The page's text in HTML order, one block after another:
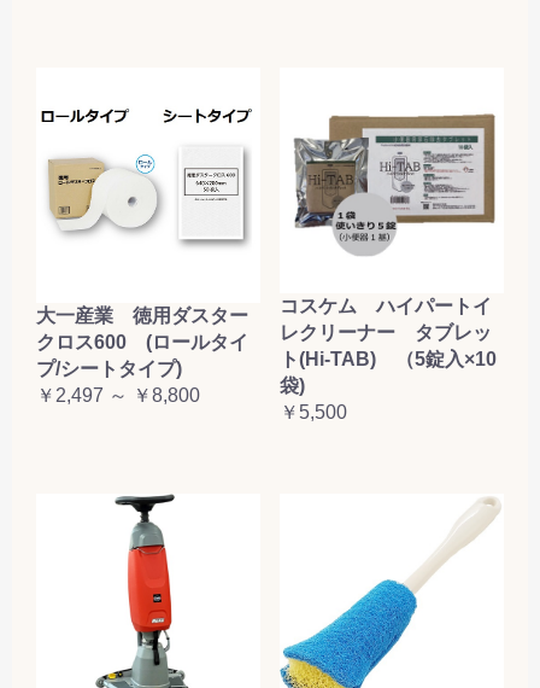
大一産業 徳用ダスター
クロス600 (ロールタイ
プ/シートタイプ)
￥2,497 ～ ￥8,800
コスケム ハイパートイ
レクリーナー タブレッ
ト(Hi-TAB) （5錠入×10
袋)
￥5,500